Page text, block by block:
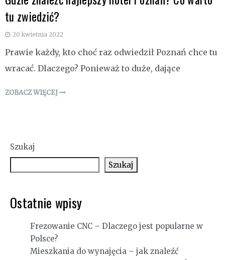
tu zwiedzić?
20 kwietnia 2022
Prawie każdy, kto choć raz odwiedził Poznań chce tu
wracać. Dlaczego? Ponieważ to duże, dające
ZOBACZ WIĘCEJ
Szukaj
Szukaj
Ostatnie wpisy
Frezowanie CNC – Dlaczego jest popularne w
Polsce?
Mieszkania do wynajęcia – jak znaleźć